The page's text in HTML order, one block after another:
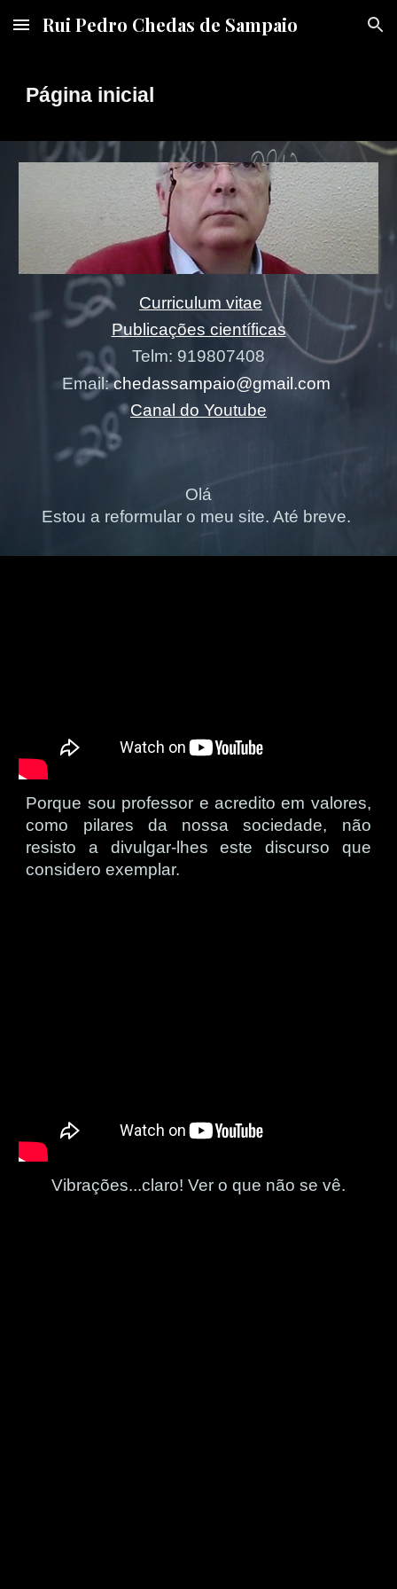
Skip to main content Skip to navigation
Rui Pedro Chedas de Sampaio
Página inicial
Curriculum vitae
Publicações científicas
Telm: 919807408
Email:chedassampaio@gmail.com
Canal do Youtube
Olá
Estou a reformular o meu site. Até breve.
Porque sou professor e acredito em valores,
como pilares da nossa sociedade, não
resisto a divulgar-lhes este discurso que
considero exemplar.
Vibrações...claro! Ver o que não se vê.